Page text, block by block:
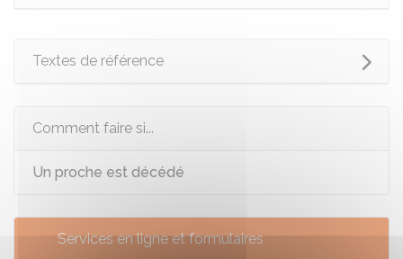
Textes de référence
Comment faire si...
Un proche est décédé
Services en ligne et formulaires